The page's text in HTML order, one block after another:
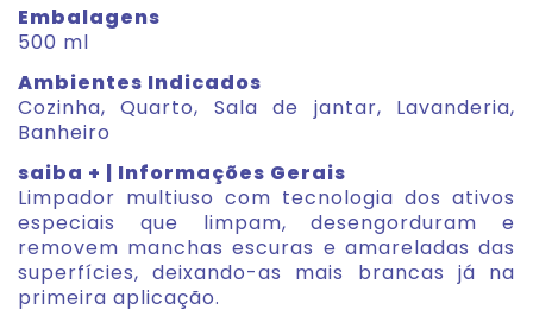
Embalagens
500 ml
Ambientes Indicados
Cozinha, Quarto, Sala de jantar, Lavanderia,
Banheiro
saiba + | Informações Gerais
Limpador multiuso com tecnologia dos ativos
especiais que limpam, desengorduram e
removem manchas escuras e amareladas das
superfícies, deixando-as mais brancas já na
primeira aplicação.